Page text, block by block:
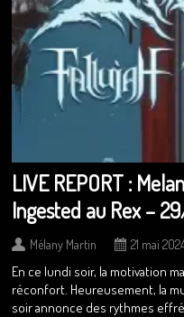
LIVE REPORT :
Ingested au Rex –
Mélany Martin 21 mai
En ce lundi soir, la motivation
réconfort. Heureusement, la
soir annonce des rythmes